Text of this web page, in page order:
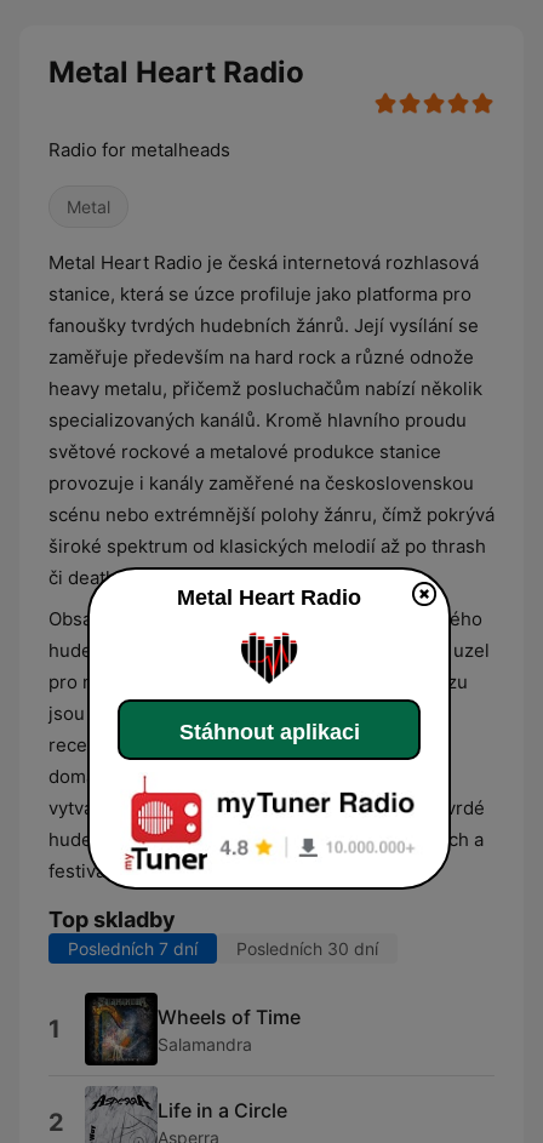
Metal Heart Radio
Radio for metalheads
Metal
Metal Heart Radio je česká internetová rozhlasová
stanice, která se úzce profiluje jako platforma pro
fanoušky tvrdých hudebních žánrů. Její vysílání se
zaměřuje především na hard rock a různé odnože
heavy metalu, přičemž posluchačům nabízí několik
specializovaných kanálů. Kromě hlavního proudu
světové rockové a metalové produkce stanice
provozuje i kanály zaměřené na československou
scénu nebo extrémnější polohy žánru, čímž pokrývá
široké spektrum od klasických melodií až po thrash
či death metal.
Obsahová náplň stanice přesahuje rámec pouhého
hudebního přehrávače a slouží jako informační uzel
pro metalovou komunitu. Součástí jejího provozu
jsou pravidelné aktualizace o nových albech,
recenze, tiskové zprávy z oboru a rozhovory s
domácími i zahraničními interprety. Stanice tak
vytváří ucelený prostor pro sledování dění na tvrdé
hudební scéně, včetně informování o koncertech a
festivalech v České republice i v Evropě.
Top skladby
Posledních 7 dní Posledních 30 dní
1 Wheels of Time
Salamandra
2 Life in a Circle
Asperra
Metal Heart Radio
Stáhnout aplikaci